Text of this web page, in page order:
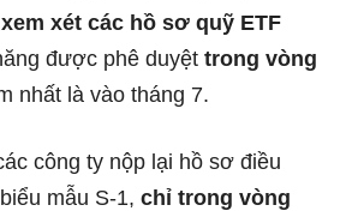
xét các hồ sơ quỹ ETF
được phê duyệt trong vòng
nhất là vào tháng 7.
công ty nộp lại hồ sơ điều
mẫu S-1, chỉ trong vòng